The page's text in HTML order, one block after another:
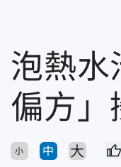
泡熱水
偏方」
小 中 大